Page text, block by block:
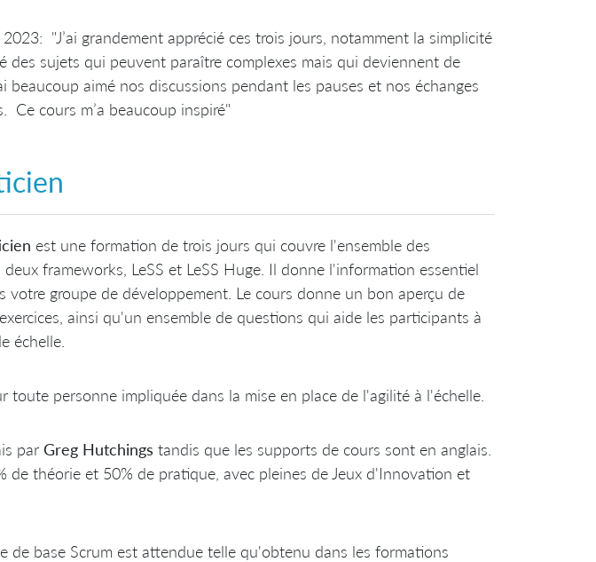
"J’ai grandement apprécié ces trois jours, notamment la simplicité
des sujets qui peuvent paraître complexes mais qui deviennent de
beaucoup aimé nos discussions pendant les pauses et nos échanges
Ce cours m’a beaucoup inspiré"
est une formation de trois jours qui couvre l'ensemble des
deux frameworks, LeSS et LeSS Huge. Il donne l'information essentiel
votre groupe de développement. Le cours donne un bon aperçu de
ainsi qu'un ensemble de questions qui aide les participants à
échelle.
toute personne impliquée dans la mise en place de l'agilité à l'échelle.
par Greg Hutchings tandis que les supports de cours sont en anglais.
de théorie et 50% de pratique, avec pleines de Jeux d'Innovation et
de base Scrum est attendue telle qu'obtenu dans les formations